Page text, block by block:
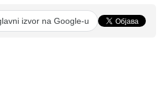
izvor na Google-u